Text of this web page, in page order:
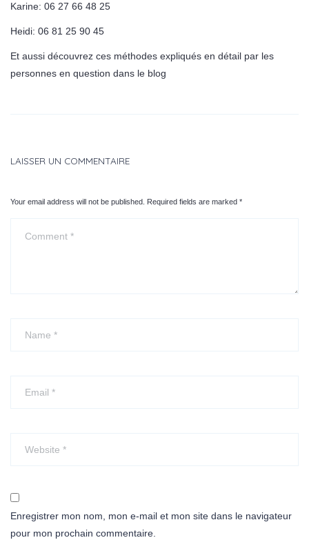
Karine: 06 27 66 48 25
Heidi: 06 81 25 90 45
Et aussi découvrez ces méthodes expliqués en détail par les
personnes en question dans le blog
LAISSER UN COMMENTAIRE
Your email address will not be published. Required fields are marked *
Enregistrer mon nom, mon e-mail et mon site dans le navigateur
pour mon prochain commentaire.